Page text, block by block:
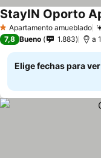
1 Estrellas
Apartamento amueblado
StayIN Oporto
7,8 Bueno 1.883 a
Elige fechas para